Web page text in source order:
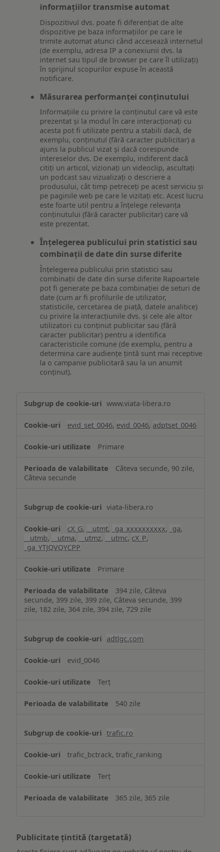
informațiilor transmise automat
Dispozitivul dvs. poate fi diferențiat de alte
dispozitive pe baza informațiilor pe care le
trimite automat atunci când accesează internetul
(de exemplu, adresa IP a conexiunii dvs. la
internet sau tipul de browser pe care îl utilizați)
în sprijinul scopurilor expuse în această
notificare.
Măsurarea performanței conținutului
Informațiile cu privire la conținutul care vă este
prezentat și la modul în care interacționați cu
acesta pot fi utilizate pentru a stabili dacă, de
exemplu, conținutul (fără caracter publicitar) a
ajuns la publicul vizat și dacă corespunde
intereselor dvs. De exemplu, indiferent dacă
citiți un articol, vizionați un videoclip, ascultați
un podcast sau vizualizați o descriere a
produsului, cât timp petreceți pe acest serviciu și
pe paginile web pe care le vizitați etc. Acest lucru
este foarte util pentru a înțelege relevanța
conținutului (fără caracter publicitar) care vă
este prezentat.
Înțelegerea publicului prin statistici sau
combinații de date din surse diferite
Înțelegerea publicului prin statistici sau
combinații de date din surse diferite Rapoartele
pot fi generate pe baza combinației de seturi de
date (cum ar fi profilurile de utilizator,
statisticile, cercetarea de piață, datele analitice)
cu privire la interacțiunile dvs. și cele ale altor
utilizatori cu conținut publicitar sau (fără
caracter publicitar) pentru a identifica
caracteristicile comune (de exemplu, pentru a
determina care audiențe țintă sunt mai receptive
la o campanie publicitară sau la un anumit
conținut).
www.viata-libera.ro
evid_set_0046, evid_0046, adptset_0046
Primare
Câteva secunde, 90 zile,
Câteva secunde
viata-libera.ro
cX_G, __utmt, _ga_xxxxxxxxxx, _ga,
__utmb, __utma, __utmz, __utmc, cX_P,
_ga_YTJQVQYCPP
Primare
394 zile, Câteva
secunde, 399 zile, 399 zile, Câteva secunde, 399
zile, 182 zile, 364 zile, 394 zile, 729 zile
adtlgc.com
evid_0046
Terț
540 zile
trafic.ro
trafic_bctrack, trafic_ranking
Terț
365 zile, 365 zile
Publicitate țintită (targetată)